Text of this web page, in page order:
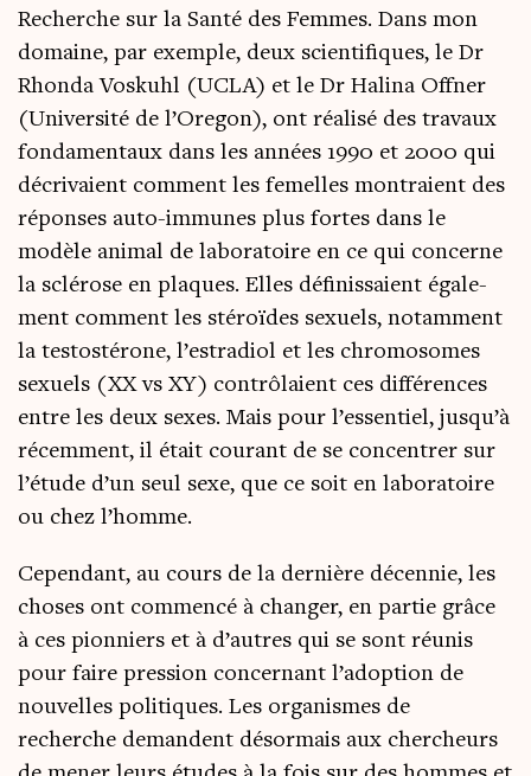
Recherche sur la San­té des Femmes. Dans mon
domaine, par exemple, deux scien­ti­fiques, le Dr
Rhon­da Vos­kuhl (UCLA) et le Dr Hali­na Off­ner
(Uni­ver­si­té de l’O­re­gon), ont réa­li­sé des tra­vaux
fon­da­men­taux dans les années 1990 et 2000 qui
décri­vaient com­ment les femelles mon­traient des
réponses auto-immunes plus fortes dans le
modèle ani­mal de labo­ra­toire en ce qui concerne
la sclé­rose en plaques. Elles défi­nis­saient éga­le­
ment com­ment les sté­roïdes sexuels, notam­ment
la tes­to­sté­rone, l’es­tra­diol et les chro­mo­somes
sexuels (XX vs XY) contrô­laient ces dif­fé­rences
entre les deux sexes. Mais pour l’es­sen­tiel, jus­qu’à
récem­ment, il était cou­rant de se concen­trer sur
l’é­tude d’un seul sexe, que ce soit en labo­ra­toire
ou chez l’homme.
Cepen­dant, au cours de la der­nière décen­nie, les
choses ont com­men­cé à chan­ger, en par­tie grâce
à ces pion­niers et à d’autres qui se sont réunis
pour faire pres­sion concer­nant l’a­dop­tion de
nou­velles poli­tiques. Les orga­nismes de
recherche demandent désor­mais aux cher­cheurs